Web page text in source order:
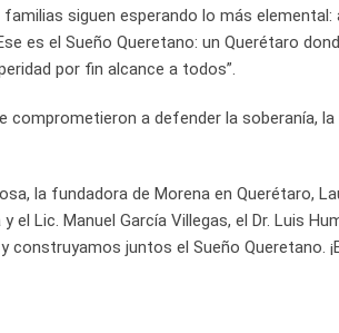
siguen esperando lo más elemental:
es el Sueño Queretano: un Querétaro
por fin alcance a todos”.
comprometieron a defender la soberanía,
la fundadora de Morena en Querétaro,
el Lic. Manuel García Villegas, el Dr. Luis
construyamos juntos el Sueño Queretano.